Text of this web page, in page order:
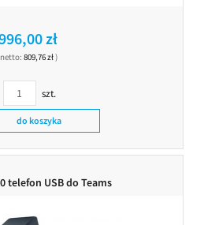
zł
809,76 zł)
szt.
do koszyka
telefon USB do Teams